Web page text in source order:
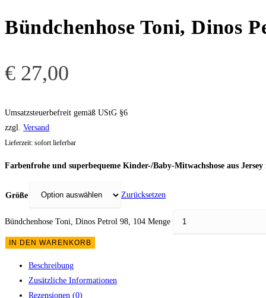
Bündchenhose Toni, Dinos
€ 27,00
Umsatzsteuerbefreit gemäß UStG §6
zzgl. Versand
Lieferzeit: sofort lieferbar
Farbenfrohe und superbequeme Kinder-/Baby-Mitwachshose aus
Größe Zurücksetzen
Bündchenhose Toni, Dinos Petrol 98, 104 Menge
IN DEN WARENKORB
Beschreibung
Zusätzliche Informationen
Rezensionen (0)